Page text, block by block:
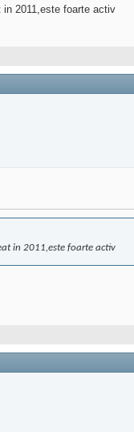
in 2011,este foarte activ
in 2011,este foarte activ